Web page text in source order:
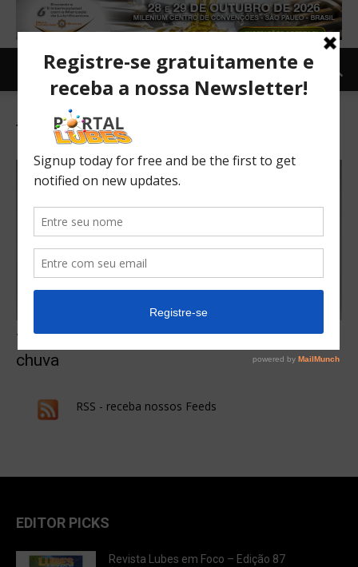
Tag: Fiat Argo Precision
Top 10: Carros mais baratos com sensor de
chuva
RSS - receba nossos Feeds
EDITOR PICKS
Revista Lubes em Foco – Edição 87